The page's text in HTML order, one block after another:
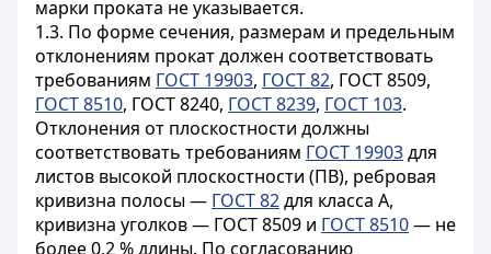
марки проката не указывается.
1.3. По форме сечения, размерам и предельным
отклонениям прокат должен соответствовать
требованиям ГОСТ 19903, ГОСТ 82, ГОСТ 8509,
ГОСТ 8510, ГОСТ 8240, ГОСТ 8239, ГОСТ 103.
Отклонения от плоскостности должны
соответствовать требованиям ГОСТ 19903для
листов высокой плоскостности (ПВ), ребровая
кривизна полосы — ГОСТ 82для класса А,
кривизна уголков — ГОСТ 8509 и ГОСТ 8510— не
более 0,2 % длины. По согласованию